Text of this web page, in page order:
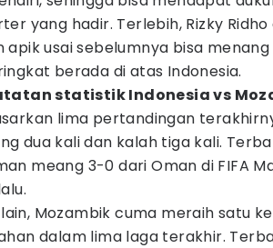
yang hadir. Terlebih, Rizky
apik usai sebelumnya bisa
berada di atas Indonesia.
statistik Indonesia vs
lima pertandingan
dua kali dan kalah tiga kali.
meang 3-0 dari Oman di FIFA
lain, Mozambik cuma meraih satu
dalam lima laga terakhir.